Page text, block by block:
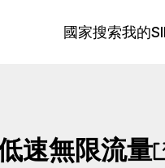
國家搜索我的
速無限流量